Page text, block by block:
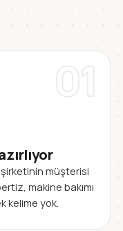
01
müşterisi
makine bakımı
kelime yok.